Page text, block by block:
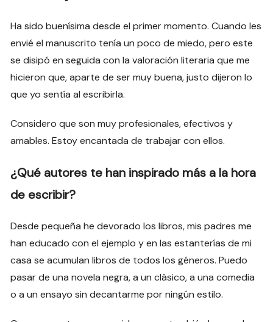
Ha sido buenísima desde el primer momento. Cuando les
envié el manuscrito tenía un poco de miedo, pero este
se disipó en seguida con la valoración literaria que me
hicieron que, aparte de ser muy buena, justo dijeron lo
que yo sentía al escribirla.
Considero que son muy profesionales, efectivos y
amables. Estoy encantada de trabajar con ellos.
¿Qué autores te han inspirado más a la hora
de escribir?
Desde pequeña he devorado los libros, mis padres me
han educado con el ejemplo y en las estanterías de mi
casa se acumulan libros de todos los géneros. Puedo
pasar de una novela negra, a un clásico, a una comedia
o a un ensayo sin decantarme por ningún estilo.